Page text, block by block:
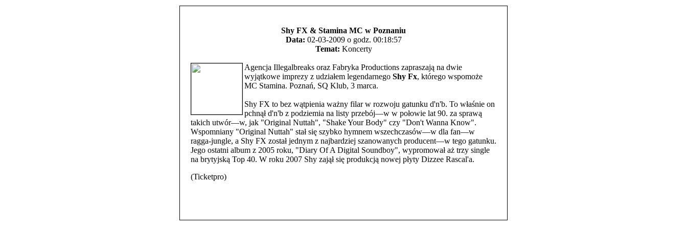
Shy FX & Stamina MC w Poznaniu
Data: 02-03-2009 o godz. 00:18:57
Temat: Koncerty
Agencja Illegalbreaks oraz Fabryka Productions zapraszają na dwie
wyjątkowe imprezy z udziałem legendarnego Shy Fx, którego wspomoże
MC Stamina. Poznań, SQ Klub, 3 marca.
Shy FX to bez wątpienia ważny filar w rozwoju gatunku d'n'b. To właśnie on
pchnął d'n'b z podziemia na listy przebój—w w połowie lat 90. za sprawą
takich utwór—w, jak "Original Nuttah", "Shake Your Body" czy "Don't Wanna Know".
Wspomniany "Original Nuttah" stał się szybko hymnem wszechczasów—w dla fan—w
ragga-jungle, a Shy FX został jednym z najbardziej szanowanych producent—w tego gatunku.
Jego ostatni album z 2005 roku, "Diary Of A Digital Soundboy", wypromował aż trzy single
na brytyjską Top 40. W roku 2007 Shy zajął się produkcją nowej płyty Dizzee Rascal'a.
(Ticketpro)